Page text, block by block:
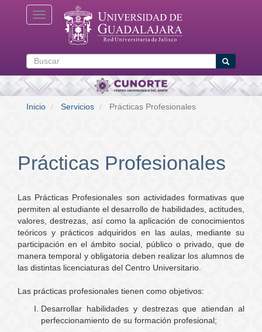
Toggle navigation
Buscar Buscar
Inicio Servicios Prácticas Profesionales
Prácticas Profesionales
Las Prácticas Profesionales son actividades formativas que
permiten al estudiante el desarrollo de habilidades, actitudes,
valores, destrezas, así como la aplicación de conocimientos
teóricos y prácticos adquiridos en las aulas, mediante su
participación en el ámbito social, público o privado, que de
manera temporal y obligatoria deben realizar los alumnos de
las distintas licenciaturas del Centro Universitario.
Las prácticas profesionales tienen como objetivos:
Desarrollar habilidades y destrezas que atiendan al
perfeccionamiento de su formación profesional;